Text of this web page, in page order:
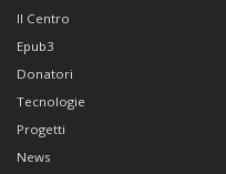
Il Centro
Epub3
Donatori
Tecnologie
Progetti
News